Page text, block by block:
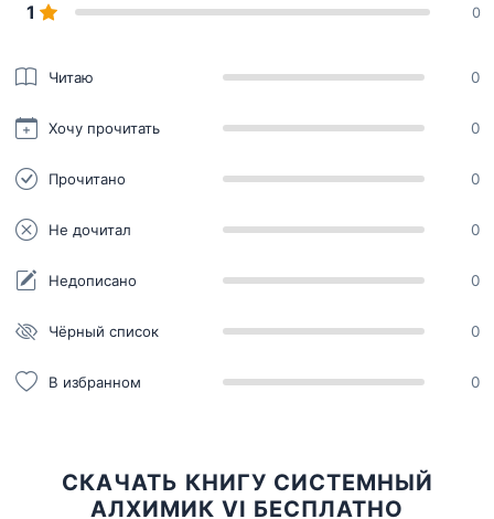
1 0
Читаю 0
Хочу прочитать 0
Прочитано 0
Не дочитал 0
Недописано 0
Чёрный список 0
В избранном 0
СКАЧАТЬ КНИГУ СИСТЕМНЫЙ
АЛХИМИК VI БЕСПЛАТНО